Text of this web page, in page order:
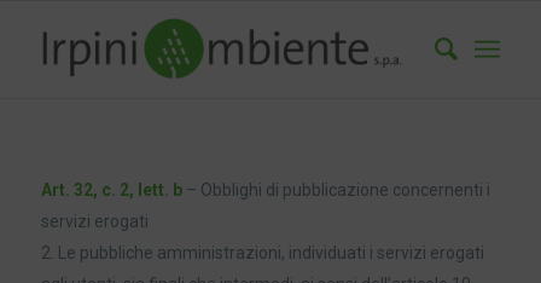
Art. 32, c. 2, lett. b– Obblighi di pubblicazione concernenti i
servizi erogati
2. Le pubbliche amministrazioni, individuati i servizi erogati